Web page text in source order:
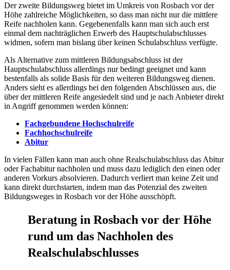
Der zweite Bildungsweg bietet im Umkreis von Rosbach vor der
Höhe zahlreiche Möglichkeiten, so dass man nicht nur die mittlere
Reife nachholen kann. Gegebenenfalls kann man sich auch erst
einmal dem nachträglichen Erwerb des Hauptschulabschlusses
widmen, sofern man bislang über keinen Schulabschluss verfügte.
Als Alternative zum mittleren Bildungsabschluss ist der
Hauptschulabschluss allerdings nur bedingt geeignet und kann
bestenfalls als solide Basis für den weiteren Bildungsweg dienen.
Anders sieht es allerdings bei den folgenden Abschlüssen aus, die
über der mittleren Reife angesiedelt sind und je nach Anbieter direkt
in Angriff genommen werden können:
Fachgebundene Hochschulreife
Fachhochschulreife
Abitur
In vielen Fällen kann man auch ohne Realschulabschluss das Abitur
oder Fachabitur nachholen und muss dazu lediglich den einen oder
anderen Vorkurs absolvieren. Dadurch verliert man keine Zeit und
kann direkt durchstarten, indem man das Potenzial des zweiten
Bildungsweges in Rosbach vor der Höhe ausschöpft.
Beratung in Rosbach vor der Höhe
rund um das Nachholen des
Realschulabschlusses